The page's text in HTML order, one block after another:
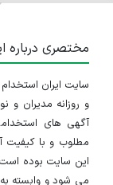
مختصری درباره
و روزانه مدیران
آگهی های
مطلوب و با کیفیت
این سایت بوده
می شود و وابسته